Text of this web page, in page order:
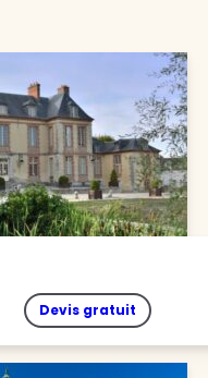
Devis gratuit